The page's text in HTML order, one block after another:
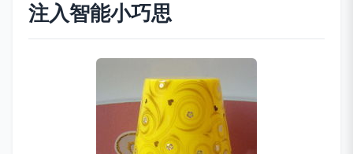
注入智能小巧思